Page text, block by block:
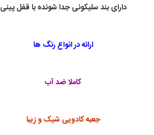
دارای بند سلیکونی جدا شونده با قفل پینی
ارائه در انواع رنگ ها
کاملا ضد آب
جعبه کادویی شیک و زیبا